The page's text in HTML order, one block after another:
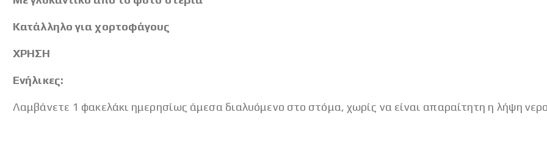
Κατάλληλο για χορτοφάγους
ΧΡΗΣΗ
Ενήλικες:
Λαμβάνετε 1 φακελάκι ημερησίως άμεσα διαλυόμενο στο στόμα, χωρίς να είναι απαραίτητη η λήψη